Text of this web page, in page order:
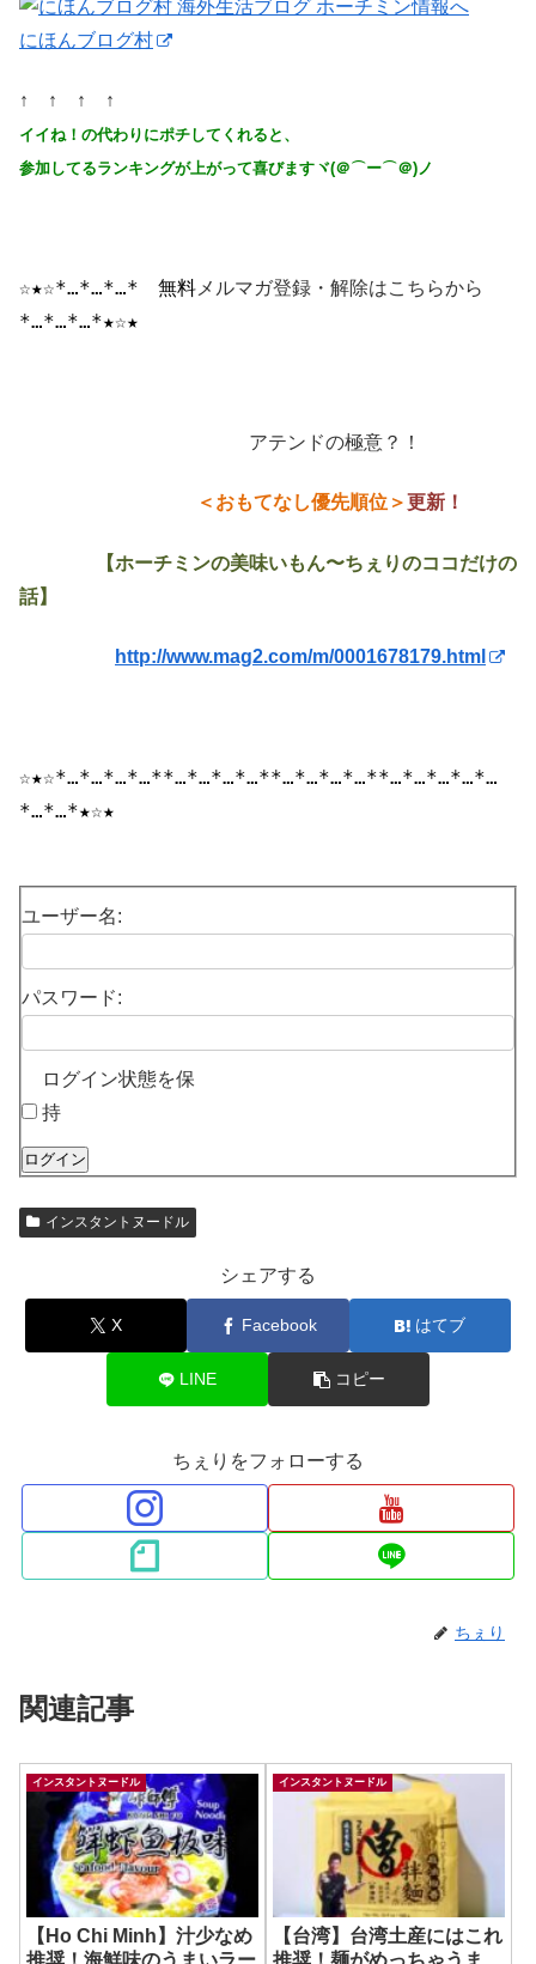
にほんブログ村
↑ ↑ ↑ ↑
イイね！の代わりにポチしてくれると、
参加してるランキングが上がって喜びますヾ(＠⌒ー⌒＠)ノ
☆★☆*…*…*…* 無料 メルマガ登録・解除はこちらから
*…*…*…*★☆★
アテンドの極意？！
＜おもてなし優先順位 ＞更新！
【ホーチミンの美味いもん〜ちぇりのココだけの
話】
http://www.mag2.com/m/0001678179.html
☆★☆*…*…*…*…**…*…*…*…**…*…*…*…**…*…*…*…*…
*…*…*★☆★
ユーザー名:
パスワード:
ログイン状態を保
持
ログイン
インスタントヌードル
シェアする
X Facebook はてブ
LINE コピー
ちぇりをフォローする
ちぇり
関連記事
インスタントヌードル
【Ho Chi Minh】汁少なめ
推奨！海鮮味のうまいラー
インスタントヌードル
【台湾】台湾土産にはこれ
推奨！麺がめっちゃうま